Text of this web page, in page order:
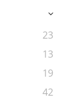
23
13
19
42